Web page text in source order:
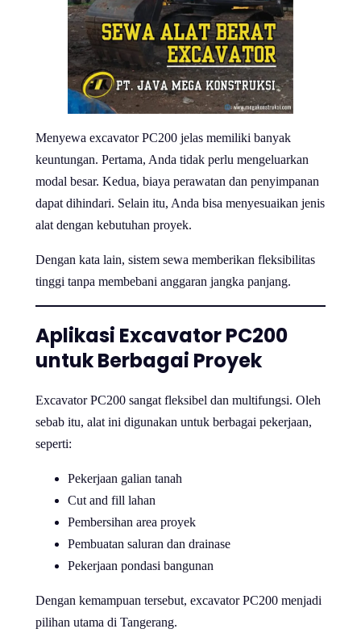
Menyewa excavator PC200 jelas memiliki banyak
keuntungan. Pertama, Anda tidak perlu mengeluarkan
modal besar. Kedua, biaya perawatan dan penyimpanan
dapat dihindari. Selain itu, Anda bisa menyesuaikan jenis
alat dengan kebutuhan proyek.
Dengan kata lain, sistem sewa memberikan fleksibilitas
tinggi tanpa membebani anggaran jangka panjang.
Aplikasi Excavator PC200
untuk Berbagai Proyek
Excavator PC200 sangat fleksibel dan multifungsi. Oleh
sebab itu, alat ini digunakan untuk berbagai pekerjaan,
seperti:
Pekerjaan galian tanah
Cut and fill lahan
Pembersihan area proyek
Pembuatan saluran dan drainase
Pekerjaan pondasi bangunan
Dengan kemampuan tersebut, excavator PC200 menjadi
pilihan utama di Tangerang.